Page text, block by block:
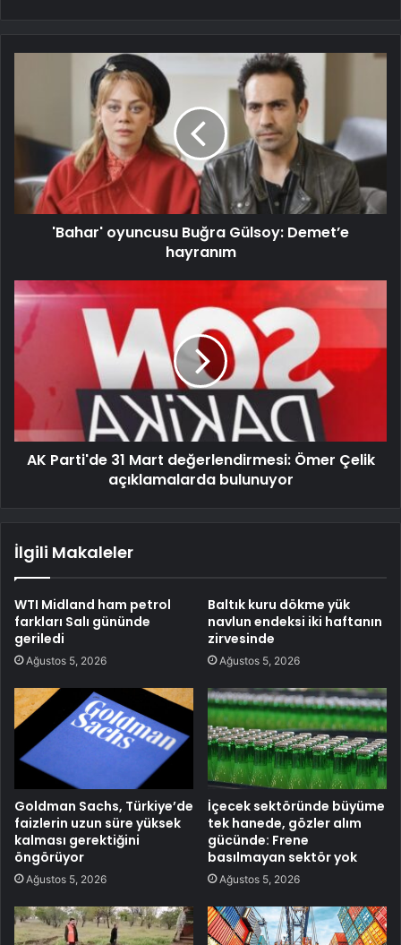
'Bahar' oyuncusu Buğra Gülsoy: Demet’e
hayranım
AK Parti'de 31 Mart değerlendirmesi: Ömer Çelik
açıklamalarda bulunuyor
İlgili Makaleler
WTI Midland ham petrol
farkları Salı gününde
geriledi
Ağustos 5, 2026
Baltık kuru dökme yük
navlun endeksi iki haftanın
zirvesinde
Ağustos 5, 2026
Goldman Sachs, Türkiye’de
faizlerin uzun süre yüksek
kalması gerektiğini
öngörüyor
Ağustos 5, 2026
İçecek sektöründe büyüme
tek hanede, gözler alım
gücünde: Frene
basılmayan sektör yok
Ağustos 5, 2026